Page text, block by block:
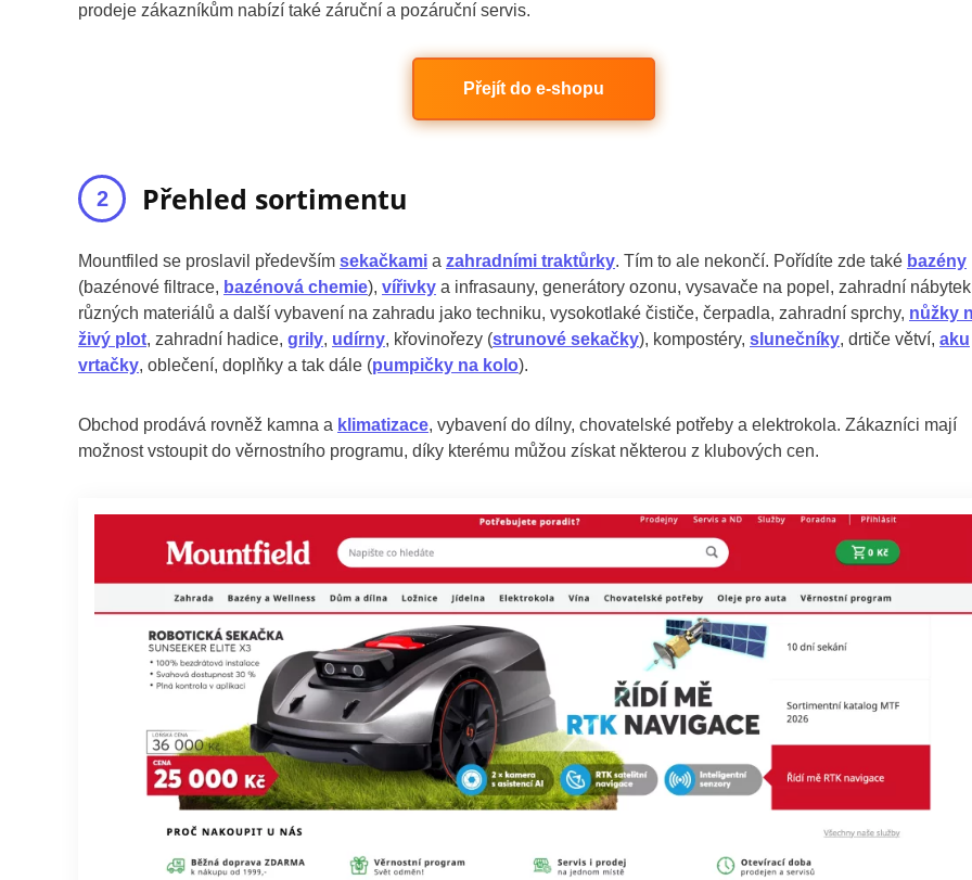
prodeje zákazníkům nabízí také záruční a pozáruční servis.
Přejít do e-shopu
Přehled sortimentu
Mountfiled se proslavil především sekačkami a zahradními traktůrky. Tím to ale nekončí. Pořídíte zde také bazény
(bazénové filtrace, bazénová chemie), vířivky a infrasauny, generátory ozonu, vysavače na popel, zahradní
různých materiálů a další vybavení na zahradu jako techniku, vysokotlaké čističe, čerpadla, zahradní sprchy, nůžky
živý plot, zahradní hadice, grily, udírny, křovinořezy (strunové sekačky), kompostéry, slunečníky, drtiče větví, aku
vrtačky, oblečení, doplňky a tak dále (pumpičky na kolo).
Obchod prodává rovněž kamna a klimatizace, vybavení do dílny, chovatelské potřeby a elektrokola. Zákazníci mají
možnost vstoupit do věrnostního programu, díky kterému můžou získat některou z klubových cen.